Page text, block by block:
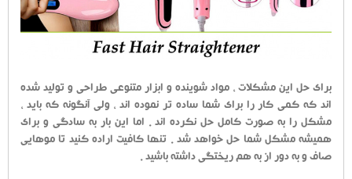
برای حل این مشکلات ، مواد شوینده و ابزار متنوعی طراحی و تولید شده
اند که کمی کار را برای شما ساده تر نموده اند ، ولی آنگونه که باید ،
مشکل را به صورت کامل حل نکرده اند . اما این بار به سادگی و برای
همیشه مشکل شما حل خواهد شد . تنها کافیت اراده کنید تا موهایی
صاف و به دور از به هم ریختگی داشته باشید .